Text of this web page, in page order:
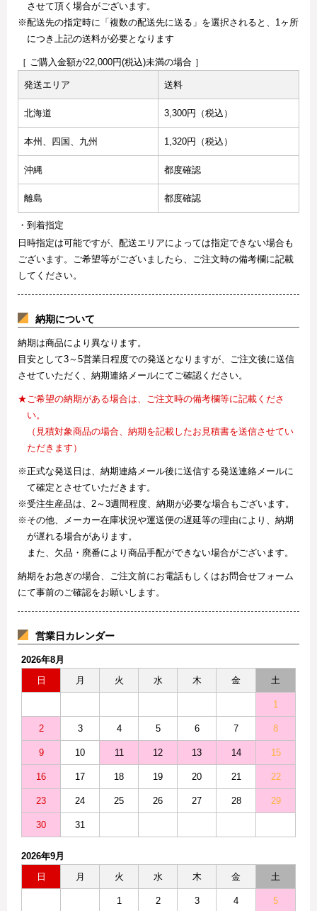
させて頂く場合がございます。
※配送先の指定時に「複数の配送先に送る」を選択されると、1ヶ所
につき上記の送料が必要となります
［ ご購入金額が22,000円(税込)未満の場合 ］
発送エリア 送料
北海道 3,300円（税込）
本州、四国、九州 1,320円（税込）
沖縄 都度確認
離島 都度確認
・到着指定
日時指定は可能ですが、配送エリアによっては指定できない場合も
ございます。ご希望等がございましたら、ご注文時の備考欄に記載
してください。
納期について
納期は商品により異なります。
目安として3～5営業日程度での発送となりますが、ご注文後に送信
させていただく、納期連絡メールにてご確認ください。
★ご希望の納期がある場合は、ご注文時の備考欄等に記載くださ
い。
（見積対象商品の場合、納期を記載したお見積書を送信させてい
ただきます）
※正式な発送日は、納期連絡メール後に送信する発送連絡メールに
て確定とさせていただきます。
※受注生産品は、2～3週間程度、納期が必要な場合もございます。
※その他、メーカー在庫状況や運送便の遅延等の理由により、納期
が遅れる場合があります。
また、欠品・廃番により商品手配ができない場合がございます。
納期をお急ぎの場合、ご注文前にお電話もしくはお問合せフォーム
にて事前のご確認をお願いします。
営業日カレンダー
2026年8月
日
月 火 水 木 金 土
1
2 3 4 5 6 7 8
9 10 11 12 13 14 15
16 17 18 19 20 21 22
23 24 25 26 27 28 29
30 31
2026年9月
日
月 火 水 木 金 土
1 2 3 4 5